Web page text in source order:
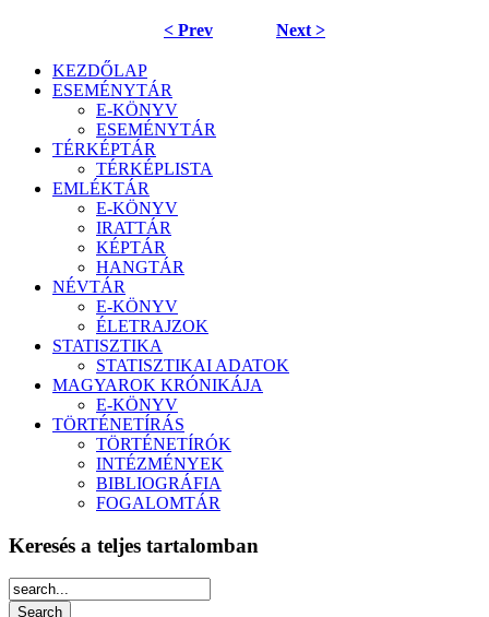
< Prev Next >
KEZDŐLAP
ESEMÉNYTÁR
E-KÖNYV
ESEMÉNYTÁR
TÉRKÉPTÁR
TÉRKÉPLISTA
EMLÉKTÁR
E-KÖNYV
IRATTÁR
KÉPTÁR
HANGTÁR
NÉVTÁR
E-KÖNYV
ÉLETRAJZOK
STATISZTIKA
STATISZTIKAI ADATOK
MAGYAROK KRÓNIKÁJA
E-KÖNYV
TÖRTÉNETÍRÁS
TÖRTÉNETÍRÓK
INTÉZMÉNYEK
BIBLIOGRÁFIA
FOGALOMTÁR
Keresés a teljes tartalomban